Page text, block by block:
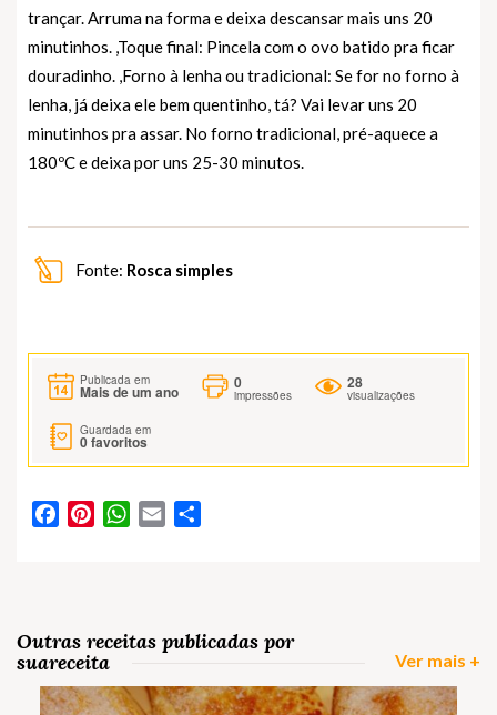
trançar. Arruma na forma e deixa descansar mais uns 20
minutinhos. ,Toque final: Pincela com o ovo batido pra ficar
douradinho. ,Forno à lenha ou tradicional: Se for no forno à
lenha, já deixa ele bem quentinho, tá? Vai levar uns 20
minutinhos pra assar. No forno tradicional, pré-aquece a
180ºC e deixa por uns 25-30 minutos.
Fonte: Rosca simples
Publicada em
Mais de um ano
0
impressões
28
visualizações
Guardada em
0favoritos
FacebookPinterestWhatsApp
Email
Outras receitas publicadas por
suareceita
Ver mais +